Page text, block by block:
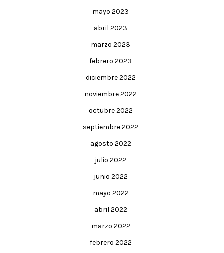
mayo 2023
abril 2023
marzo 2023
febrero 2023
diciembre 2022
noviembre 2022
octubre 2022
septiembre 2022
agosto 2022
julio 2022
junio 2022
mayo 2022
abril 2022
marzo 2022
febrero 2022